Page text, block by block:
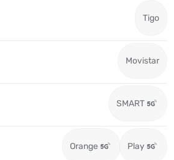
Tigo
Movistar
SMART
Orange Play